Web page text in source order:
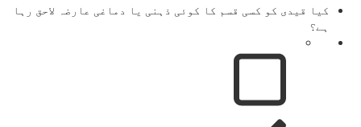
کیا قیدی کو کسی قسم کا کوئی ذہنی یا دماغی عارضہ لاحق رہا
ہے؟